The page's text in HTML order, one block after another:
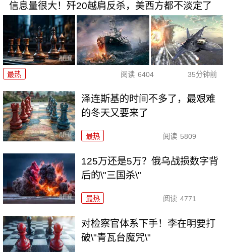
信息量很大！歼20越肩反杀，美西方都不淡定了
最热 阅读 6404 35分钟前
泽连斯基的时间不多了，最艰难
的冬天又要来了
最热 阅读 5809
125万还是5万？俄乌战损数字背
后的\"三国杀\"
最热 阅读 4771
对检察官体系下手！李在明要打
破\"青瓦台魔咒\"